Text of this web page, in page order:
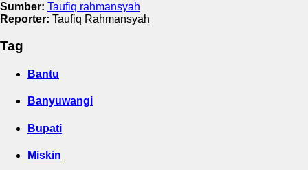
Sumber: Taufiq rahmansyah
Reporter: Taufiq Rahmansyah
Tag
Bantu
Banyuwangi
Bupati
Miskin